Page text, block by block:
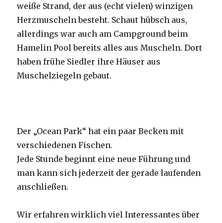
weiße Strand, der aus (echt vielen) winzigen
Herzmuscheln besteht. Schaut hübsch aus,
allerdings war auch am Campground beim
Hamelin Pool bereits alles aus Muscheln. Dort
haben frühe Siedler ihre Häuser aus
Muschelziegeln gebaut.
Der „Ocean Park“ hat ein paar Becken mit
verschiedenen Fischen.
Jede Stunde beginnt eine neue Führung und
man kann sich jederzeit der gerade laufenden
anschließen.
Wir erfahren wirklich viel Interessantes über